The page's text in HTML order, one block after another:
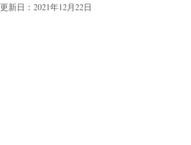
更新日： 2021年12月22日